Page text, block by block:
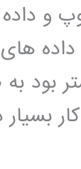
داده
بسیار